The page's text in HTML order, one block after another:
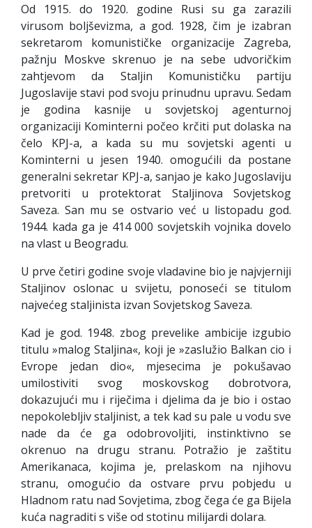
Od 1915. do 1920. godine Rusi su ga zarazili
virusom boljševizma, a god. 1928, čim je izabran
sekretarom komunističke organizacije Zagreba,
pažnju Moskve skrenuo je na sebe udvoričkim
zahtjevom da Staljin Komunističku partiju
Jugoslavije stavi pod svoju prinudnu upravu. Sedam
je godina kasnije u sovjetskoj agenturnoj
organizaciji Kominterni počeo krčiti put dolaska na
čelo KPJ-a, a kada su mu sovjetski agenti u
Kominterni u jesen 1940. omogućili da postane
generalni sekretar KPJ-a, sanjao je kako Jugoslaviju
pretvoriti u protektorat Staljinova Sovjetskog
Saveza. San mu se ostvario već u listopadu god.
1944. kada ga je 414 000 sovjetskih vojnika dovelo
na vlast u Beogradu.
U prve četiri godine svoje vladavine bio je najvjerniji
Staljinov oslonac u svijetu, ponoseći se titulom
najvećeg staljinista izvan Sovjetskog Saveza.
Kad je god. 1948. zbog prevelike ambicije izgubio
titulu »malog Staljina«, koji je »zaslužio Balkan cio i
Evrope jedan dio«, mjesecima je pokušavao
umilostiviti svog moskovskog dobrotvora,
dokazujući mu i riječima i djelima da je bio i ostao
nepokolebljiv staljinist, a tek kad su pale u vodu sve
nade da će ga odobrovoljiti, instinktivno se
okrenuo na drugu stranu. Potražio je zaštitu
Amerikanaca, kojima je, prelaskom na njihovu
stranu, omogućio da ostvare prvu pobjedu u
Hladnom ratu nad Sovjetima, zbog čega će ga Bijela
kuća nagraditi s više od stotinu milijardi dolara.